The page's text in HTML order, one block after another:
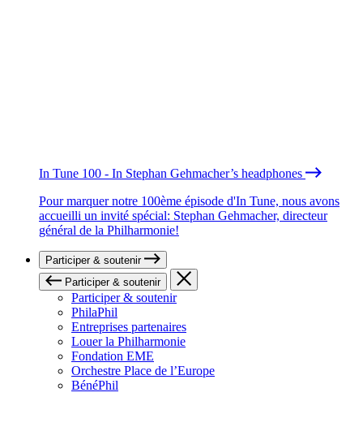
In Tune 100 - In Stephan Gehmacher’s headphones
Pour marquer notre 100ème épisode d'In Tune, nous avons
accueilli un invité spécial: Stephan Gehmacher, directeur
général de la Philharmonie!
Participer & soutenir
Participer & soutenir
Participer & soutenir
PhilaPhil
Entreprises partenaires
Louer la Philharmonie
Fondation EME
Orchestre Place de l’Europe
BénéPhil